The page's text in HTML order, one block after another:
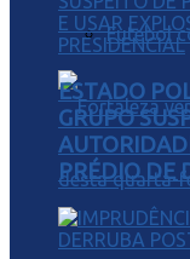
Futebol
ESTADO
GRUPO
PRÉDIO DE